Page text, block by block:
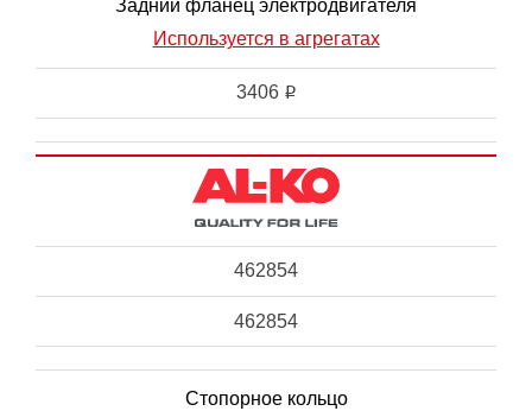
Задний фланец электродвигателя
Используется в агрегатах
3406 i
462854
462854
Стопорное кольцо